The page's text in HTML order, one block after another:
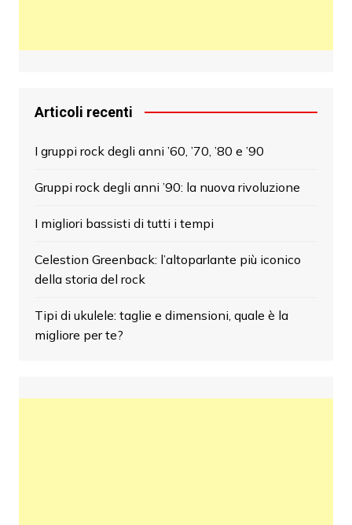
Articoli recenti
I gruppi rock degli anni ’60, ’70, ’80 e ’90
Gruppi rock degli anni ’90: la nuova rivoluzione
I migliori bassisti di tutti i tempi
Celestion Greenback: l’altoparlante più iconico
della storia del rock
Tipi di ukulele: taglie e dimensioni, quale è la
migliore per te?